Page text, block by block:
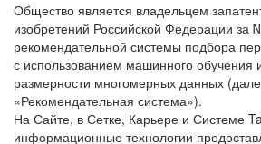
Общество является владельцем
изобретений Российской Федерации за
рекомендательной системы подбора
с использованием машинного обучения
размерности многомерных данных
«Рекомендательная система»).
На Сайте, в Сетке, Карьере и Системе
информационные технологии